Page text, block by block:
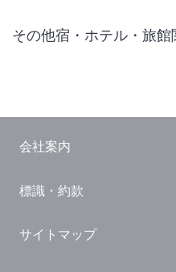
その他宿・ホテル・旅館
国内観光ガイド
旅行・観光情報
会社案内
標識・約款
サイトマップ